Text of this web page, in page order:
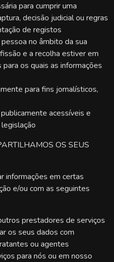
para cumprir uma
decisão judicial ou regras
de registos
no âmbito da sua
e a recolha estiver em
os quais as informações
para fins jornalísticos,
acessíveis e
OS SEUS
informações em certas
e/ou com as seguintes
prestadores de serviços
os seus dados com
ou agentes
para nós ou em nosso